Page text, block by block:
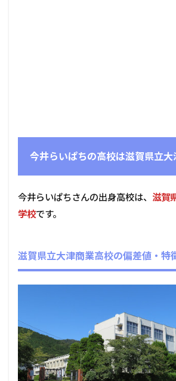
今井らいぱちの高校は滋賀県立大
今井らいぱちさんの出身高校は、 滋賀
学校です。
滋賀県立大津商業高校の偏差値・特